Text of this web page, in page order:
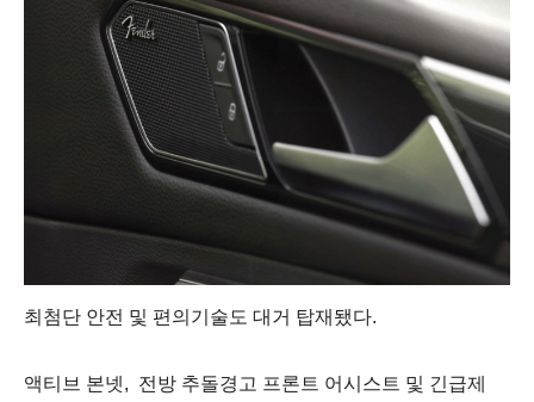
최첨단 안전 및 편의기술도 대거 탑재됐다.
액티브 본넷, 전방 추돌경고 프론트 어시스트 및 긴급제